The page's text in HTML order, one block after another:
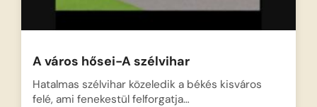
A város hősei-A szélvihar
Hatalmas szélvihar közeledik a békés kisváros
felé, ami fenekestül felforgatja…